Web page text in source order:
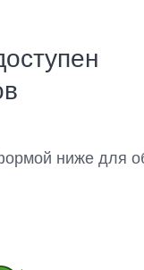
ниже для